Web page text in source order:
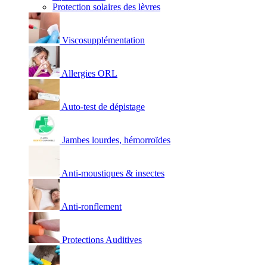
Protection solaires des lèvres
Viscosupplémentation
Allergies ORL
Auto-test de dépistage
Jambes lourdes, hémorroïdes
Anti-moustiques & insectes
Anti-ronflement
Protections Auditives